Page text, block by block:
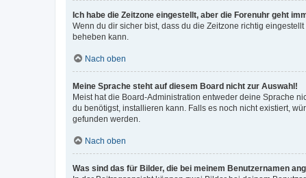
Ich habe die Zeitzone eingestellt, aber die Forenuhr geht
Wenn du dir sicher bist, dass du die Zeitzone richtig
beheben kann.
Nach oben
Meine Sprache steht auf diesem Board nicht zur Auswahl!
Meist hat die Board-Administration entweder deine Sprache
du benötigst, installieren kann. Falls es noch nicht existiert,
gefunden werden.
Nach oben
Was sind das für Bilder, die bei meinem Benutzernamen